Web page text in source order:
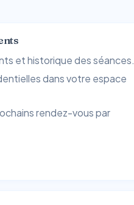
et historique des séances.
dans votre espace
rendez-vous par